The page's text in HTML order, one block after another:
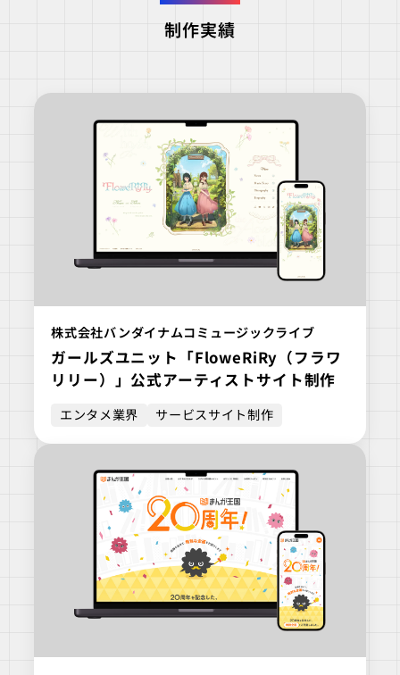
制作実績
株式会社バンダイナムコミュージックライブ
ガールズユニット「FloweRiRy（フラワ
リリー）」公式アーティストサイト制作
エンタメ業界 サービスサイト制作